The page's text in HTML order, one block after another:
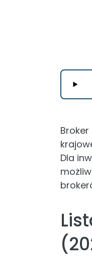
Dla